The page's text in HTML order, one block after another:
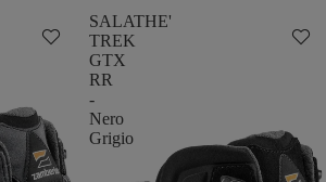
SALATHE'
TREK
GTX
RR
-
Nero
Grigio